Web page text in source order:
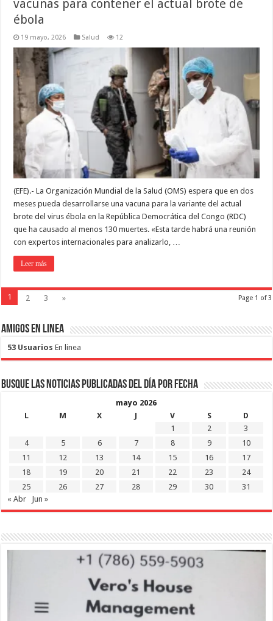
vacunas para contener el actual brote de
ébola
19 mayo, 2026 Salud 12
(EFE).- La Organización Mundial de la Salud (OMS) espera que en dos
meses pueda desarrollarse una vacuna para la variante del actual
brote del virus ébola en la República Democrática del Congo (RDC)
que ha causado al menos 130 muertes. «Esta tarde habrá una reunión
con expertos internacionales para analizarlo, …
Leer más
Page 1 of 3
1 2 3 »
Amigos en Linea
53 Usuarios En linea
Busque las noticias publicadas del día por fecha
mayo 2026
L
M X J V S
D
1
2
3
4
5 6 7 8 9
10
11
12 13 14 15 16
17
18
19 20 21 22 23
24
25
26 27 28 29 30
31
« Abr
Jun »